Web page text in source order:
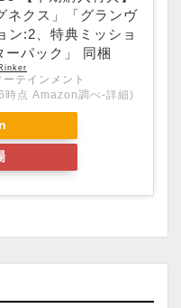
ネクス」「グランヴ
ン:2、特典ミッショ
ーパック」 同梱
テインメント
点 Amazon調べ-詳細)